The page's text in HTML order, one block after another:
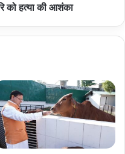
को हत्या की आशंका